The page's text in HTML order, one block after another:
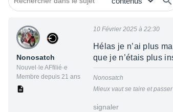
Nonosatch
Nouvel·le AFfilié·e
Membre depuis 21 ans
10 Février 2025 à 22:30
Hélas je n’ai plus
que je n’étais plus
Nonosatch
Mieux vaut se taire et
signaler